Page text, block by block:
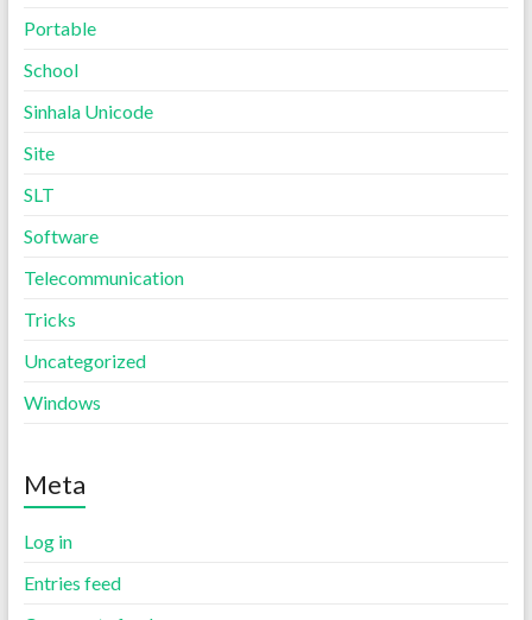
Portable
School
Sinhala Unicode
Site
SLT
Software
Telecommunication
Tricks
Uncategorized
Windows
Meta
Log in
Entries feed